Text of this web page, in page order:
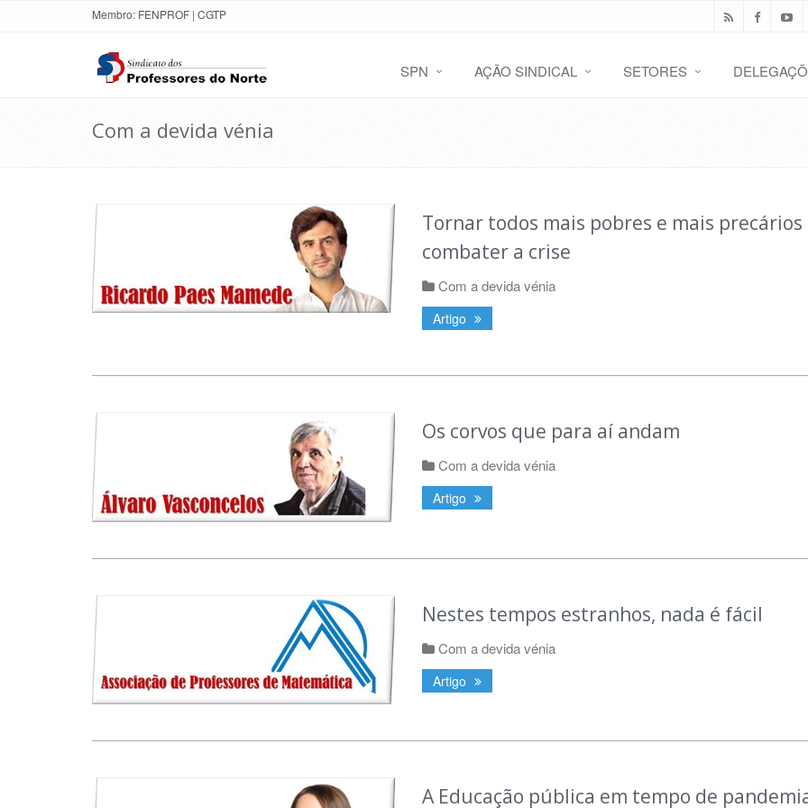
Membro: FENPROF | CGTP
SPN AÇÃO SINDICAL SETORES
Com a devida vénia
Tornar todos mais pobres e mais precários
combater a crise
Com a devida vénia
Artigo
Os corvos que para aí andam
Com a devida vénia
Artigo
Nestes tempos estranhos, nada é fácil
Com a devida vénia
Artigo
A Educação pública em tempo de